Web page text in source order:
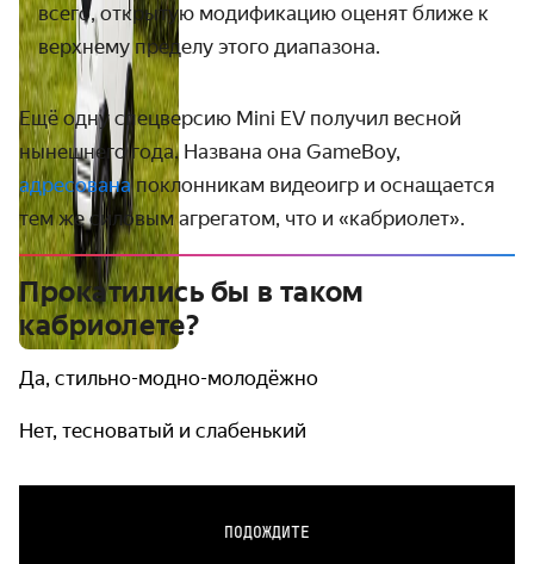
всего, открытую модификацию оценят ближе к
верхнему пределу этого диапазона.
Ещё одну спецверсию Mini EV получил весной
нынешнего года. Названа она GameBoy,
адресованапоклонникам видеоигр и оснащается
тем же силовым агрегатом, что и «кабриолет».
Прокатились бы в таком
кабриолете?
Да, стильно-модно-молодёжно
Нет, тесноватый и слабенький
ПОДОЖДИТЕ